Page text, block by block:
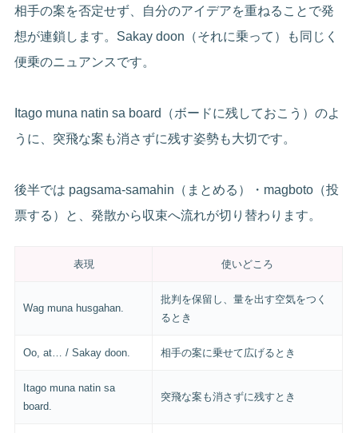
相手の案を否定せず、自分のアイデアを重ねることで発
想が連鎖します。Sakay doon（それに乗って）も同じく
便乗のニュアンスです。
Itago muna natin sa board（ボードに残しておこう）のよ
うに、突飛な案も消さずに残す姿勢も大切です。
後半では pagsama-samahin（まとめる）・magboto（投
票する）と、発散から収束へ流れが切り替わります。
表現 使いどころ
Wag muna husgahan.
批判を保留し、量を出す空気をつく
るとき
Oo, at… / Sakay doon. 相手の案に乗せて広げるとき
Itago muna natin sa
board.
突飛な案も消さずに残すとき